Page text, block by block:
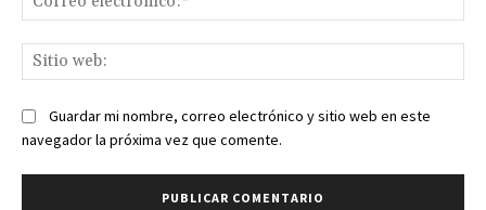
Guardar mi nombre, correo electrónico y sitio web en este
navegador la próxima vez que comente.